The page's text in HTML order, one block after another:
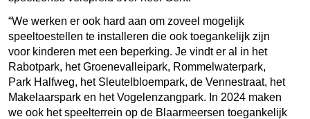
“We werken er ook hard aan om zoveel mogelijk
speeltoestellen te installeren die ook toegankelijk zijn
voor kinderen met een beperking. Je vindt er al in het
Rabotpark, het Groenevalleipark, Rommelwaterpark,
Park Halfweg, het Sleutelbloempark, de Vennestraat, het
Makelaarspark en het Vogelenzangpark. In 2024 maken
we ook het speelterrein op de Blaarmeersen toegankelijk